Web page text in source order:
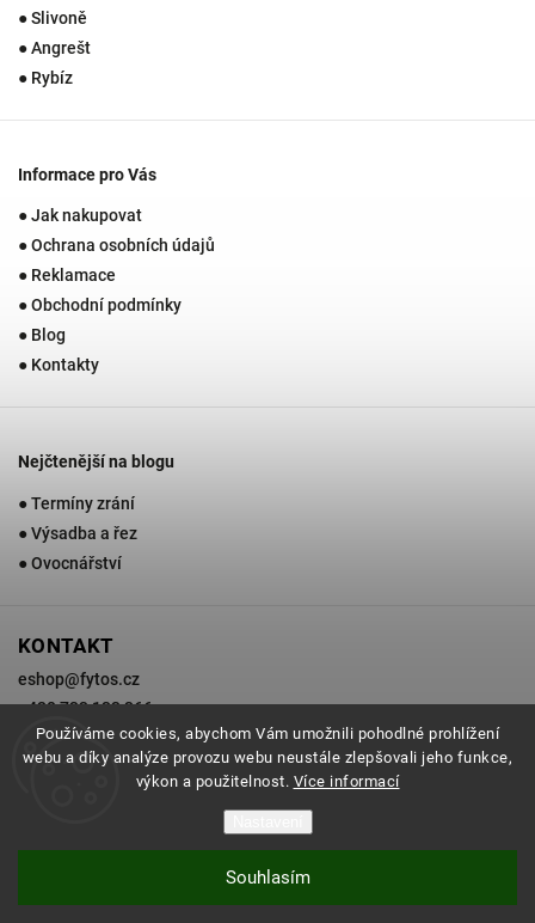
Používáme cookies, abychom Vám umožnili pohodlné prohlížení
webu a díky analýze provozu webu neustále zlepšovali jeho funkce,
výkon a použitelnost. Více informací
Souhlasím
● Slivoně
● Angrešt
● Rybíz
Informace pro Vás
● Jak nakupovat
● Ochrana osobních údajů
● Reklamace
● Obchodní podmínky
● Blog
● Kontakty
Nejčtenější na blogu
● Termíny zrání
● Výsadba a řez
● Ovocnářství
KONTAKT
eshop@fytos.cz
+420 733 133 366
Vytvořil Shoptet
Zahradnictví Fytos. Všechna práva vyhrazena.
Grafický návrh vytvořil a nakódoval